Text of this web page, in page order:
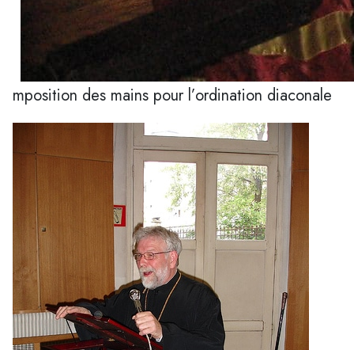
mposition des mains pour l’ordination diaconale